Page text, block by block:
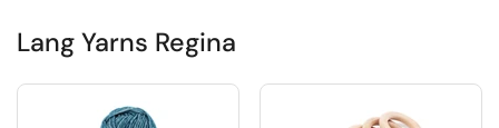
Lang Yarns Regina